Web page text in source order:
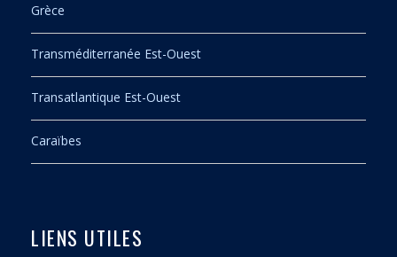
MAP
Grèce
Transméditerranée Est-Ouest
Transatlantique Est-Ouest
Caraïbes
LIENS UTILES